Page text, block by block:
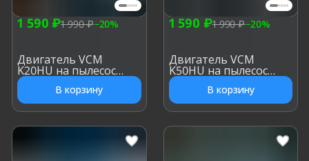
1 590 ₽1 990 ₽−20%
Двигатель VCM
K20HU на пылесос
Samsung 1400W, h: 112
мм, d: 135 мм
В корзину
1 590 ₽1 990 ₽−20%
Двигатель VCM
K50HU на пылесос
Samsung 1600W, h: 112
мм, d: 135 мм
В корзину